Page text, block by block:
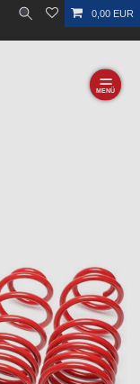
0,00 EUR
☰